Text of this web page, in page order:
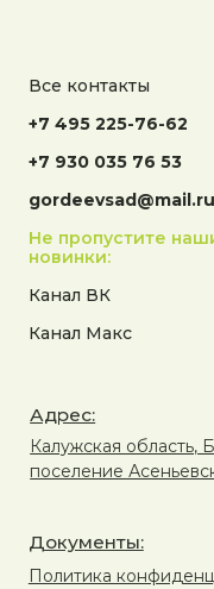
Все контакты
+7 495 225-76-62
+7 930 035 76 53
gordeevsad@mail.ru
Не пропустите
новинки:
Канал ВК
Канал Макс